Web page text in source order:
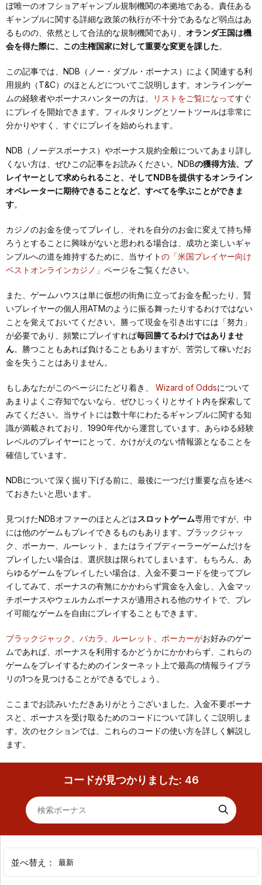
ぼ唯一のオフショアギャンブル規制機関の本拠地である。責任ある
ギャンブルに関する詳細な政策の執行が不十分であるなど弱点はあ
るものの、依然として合法的な規制機関であり、 オランダ王国は機
会を得た際に、この主権国家に対して重要な変更を課した。
この記事では、NDB（ノー・ダブル・ボーナス）によく関連する利
用規約（T&C）のほとんどについてご説明します。オンラインゲー
ムの経験者やボーナスハンターの方は、
リストをご覧になってすぐ
にプレイを開始できます。フィルタリングとソートツールは非常に
分かりやすく、すぐにプレイを始められます。
NDB（ノーデスボーナス）やボーナス規約全般についてあまり詳し
くない方は、ぜひこの記事をお読みください。NDBの獲得方法、プ
レイヤーとして求められること、そしてNDBを提供するオンライン
オペレーターに期待できることなど、すべてを学ぶことができま
す。
カジノのお金を使ってプレイし、それを自分のお金に変えて持ち帰
ろうとすることに興味がないと思われる場合は、成功と楽しいギャ
ンブルへの道を維持するために、当サイトの「米国プレイヤー向け
ベストオンラインカジノ」 ページをご覧ください。
また、ゲームハウスは単に仮想の街角に立ってお金を配ったり、賢
いプレイヤーの個人用ATMのように振る舞ったりするわけではない
ことを覚えておいてください。勝って現金を引き出すには「努力」
が必要であり、頻繁にプレイすれば毎回勝てるわけではありませ
ん。勝つこともあれば負けることもありますが、苦労して稼いだお
金を失うことはありません。
もしあなたがこのページにたどり着き、 Wizard of Oddsについて
あまりよくご存知でないなら、ぜひじっくりとサイト内を探索して
みてください。当サイトには数十年にわたるギャンブルに関する知
識が満載されており、1990年代から運営しています。あらゆる経験
レベルのプレイヤーにとって、かけがえのない情報源となることを
確信しています。
NDBについて深く掘り下げる前に、最後に一つだけ重要な点を述べ
ておきたいと思います。
見つけたNDBオファーのほとんどはスロットゲーム専用ですが、中
には他のゲームもプレイできるものもあります。ブラックジャッ
ク、ポーカー、ルーレット、またはライブディーラーゲームだけを
プレイしたい場合は、選択肢は限られてしまいます。もちろん、あ
らゆるゲームをプレイしたい場合は、入金不要コードを使ってプレ
イしてみて、ボーナスの有無にかかわらず賞金を入金し、入金マッ
チボーナスやウェルカムボーナスが適用される他のサイトで、プレ
イ可能なゲームを自由にプレイすることもできます。
ブラックジャック バカラ ルーレット ポーカーがお好みのゲー
ムであれば、ボーナスを利用するかどうかにかかわらず、これらの
ゲームをプレイするためのインターネット上で最高の情報ライブラ
リの1つを見つけることができるでしょう。
ここまでお読みいただきありがとうございました。入金不要ボーナ
スと、ボーナスを受け取るためのコードについて詳しくご説明しま
す。次のセクションでは、これらのコードの使い方を詳しく解説し
ます。
コードが見つかりました: 46
並べ替え： 最新